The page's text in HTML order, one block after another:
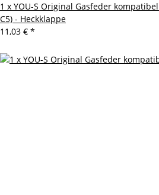
1 x YOU-S Original Gasfeder
C5) - Heckklappe
11,03 € *